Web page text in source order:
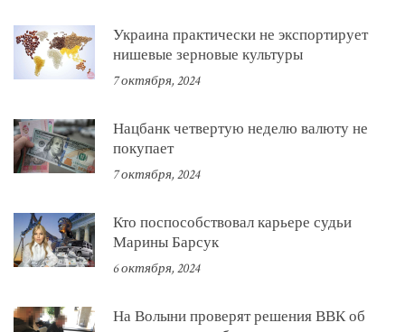
Украина практически не экспортирует
нишевые зерновые культуры
7 октября, 2024
Нацбанк четвертую неделю валюту не
покупает
7 октября, 2024
Кто поспособствовал карьере судьи
Марины Барсук
6 октября, 2024
На Волыни проверят решения ВВК об